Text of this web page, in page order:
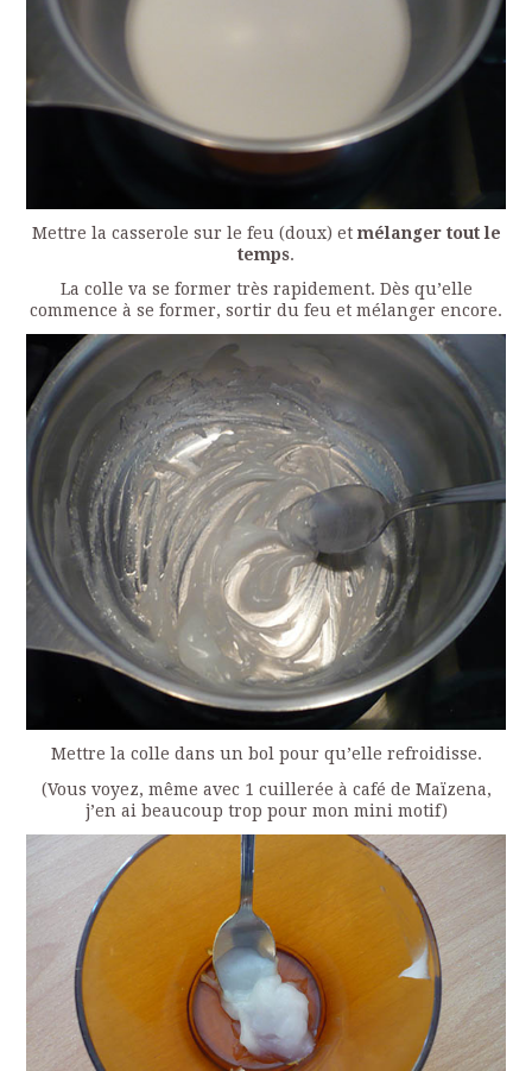
Mettre la casserole sur le feu (doux) et mélanger tout le
temps.
La colle va se former très rapidement. Dès qu’elle
commence à se former, sortir du feu et mélanger encore.
Mettre la colle dans un bol pour qu’elle refroidisse.
(Vous voyez, même avec 1 cuillerée à café de Maïzena,
j’en ai beaucoup trop pour mon mini motif)